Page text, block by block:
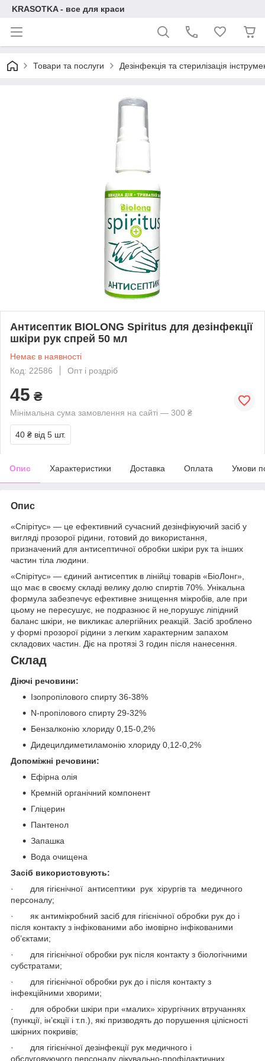
KRASOTKA - все для краси
Товари та послуги Дезінфекція та стерилізація
Антисептик BIOLONG Spiritus для дезінфекції
шкіри рук спрей 50 мл
Немає в наявності
Код: 22586
Опт і роздріб
45 ₴
Мінімальна сума замовлення на сайті — 300 ₴
40 ₴ від 5 шт.
Опис Характеристики Доставка Оплата Умови
Опис
«Спірітус» — це ефективний сучасний дезінфікуючий засіб у
вигляді прозорої рідини, готовий до використання,
призначений для антисептичної обробки шкіри рук та інших
частин тіла людини.
«Спірітус» — єдиний антисептик в лінійці товарів «БіоЛонг»,
що має в своєму складі велику долю спиртів 70%. Унікальна
формула забезпечує ефективне знищення мікробів, але при
цьому не пересушує, не подразнює й не порушує ліпідний
баланс шкіри, не викликає алергійних реакцій. Засіб зроблено
у формі прозорої рідини з легким характерним запахом
складових частин. Діє на протязі 3 годин після нанесення.
Склад
Діючі речовини:
Ізопропілового спирту 36-38%
N-пропілового спирту 29-32%
Бензалконію хлориду 0,15-0,2%
Дидецилдиметиламонію хлориду 0,12-0,2%
Допоміжні речовини:
Ефірна олія
Кремній органічний компонент
Гліцерин
Пантенол
Запашка
Вода очищена
Засіб використовують:
· для гігієнічної антисептики рук хірургів та медичного
персоналу;
· як антимікробний засіб для гігієнічної обробки рук до і
після контакту з інфікованими або імовірно інфікованими
об’єктами;
· для гігієнічної обробки рук після контакту з біологічними
субстратами;
· для гігієнічної обробки рук до і після контакту з
інфекційними хворими;
· для обробки шкіри при «малих» хірургічних втручаннях
(пункції, ін’єкції і т.п.), які призводять до порушення цілісності
шкірних покривів;
· для гігієнічної дезінфекції рук медичного і
обслуговуючого персоналу лікувально-профілактичних